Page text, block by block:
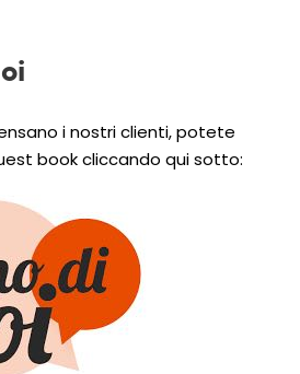
i nostri clienti, potete
book cliccando qui sotto: